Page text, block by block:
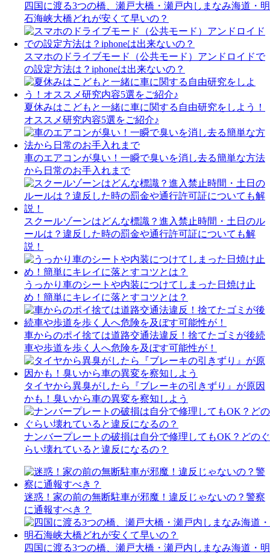
四国に渡る3つの橋、瀬戸大橋・瀬戸内しまなみ海道・明
石海峡大橋どれが安くて早いの？
スマホのドライブモード（公共モード）アンドロイドで
の設定方法は？iphoneは出来ないの？
夏休みはこどもと一緒に車に関する自由研究をしよう！
オススメ研究内容5選をご紹介♪
車のエアコンが臭い！一瞬で臭いを消し去る簡単な方法
から日常のお手入れまで
スクールゾーンはどんな標識？進入禁止時間・土日のル
ールは？違反した時の罰金や通行許可証についても解
説！
うっかり車のシートや内装につけてしまった日焼け止
め！簡単にキレイに落とすコツとは？
車からのポイ捨ては道路交通法違反！捨てたゴミが後続
車や歩道を歩く人へ危険を及ぼす可能性が！
タイヤから異臭がしたら『ブレーキの引きずり』が原因
かも！臭いから車の異変を察知しよう
ナンバープレートの破損は自分で修理してもOK？どのぐ
らい壊れていると違反になるの？
迷惑！家の前の無断駐車が邪魔！違反じゃないの？警察
に通報すべき？
四国に渡る3つの橋、瀬戸大橋・瀬戸内しまなみ海道・明